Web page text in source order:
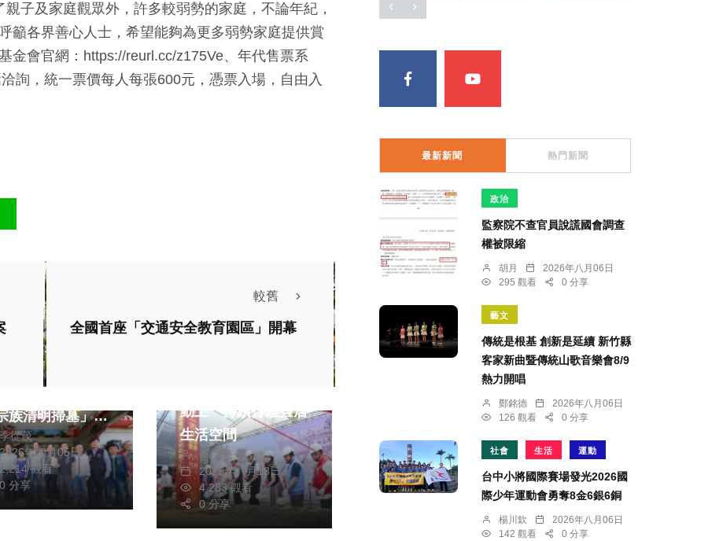
子及家庭觀眾外，許多較弱勢的家庭，不論年紀，
籲各界善心人士，希望能夠為更多弱勢家庭提供賞
金會官網：https://reurl.cc/z175Ve、年代售票系
詢，統一票價每人每張600元，憑票入場，自由入
較舊
全國首座「交通安全教育園區」開幕
文教
最大規模客家宗
族清明掃墓」登
桃園無形文化資
季從茂
2026年四月05日
2,214 觀看
0 分享
動土 持續打造宜居
生活空間
季從茂
2025年八月13日
4,283 觀看
0 分享
健康及醫療
最新新聞 熱門新聞
政治
監察院不查官員說謊國會調查
權被限縮
胡月
2026年八月06日
295 觀看
0 分享
藝文
傳統是根基 創新是延續 新竹縣
客家新曲暨傳統山歌音樂會8/9
熱力開唱
鄭銘德
2026年八月06日
126 觀看
0 分享
社會 生活 運動
台中小將國際賽場發光2026國
際少年運動會勇奪8金6銀6銅
楊川欽
2026年八月06日
142 觀看
0 分享